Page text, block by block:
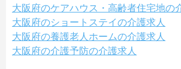
大阪府のケアハウス・高齢者住宅地の
大阪府のショートステイの介護求人
大阪府の養護老人ホームの介護求人
大阪府の介護予防の介護求人